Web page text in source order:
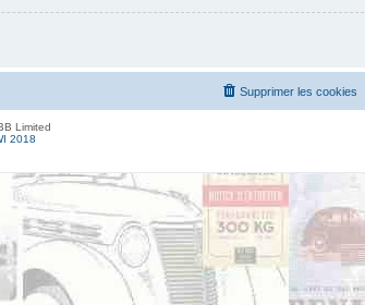
Supprimer les cookies
Limited
2018